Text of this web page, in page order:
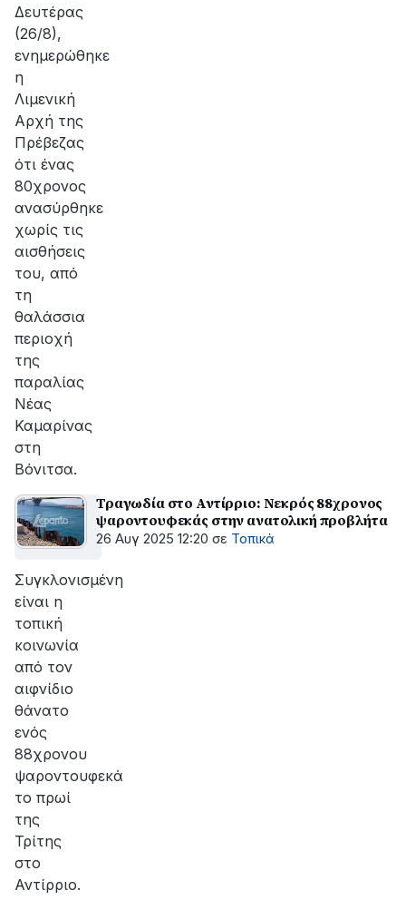
Δευτέρας
(26/8),
ενημερώθηκε
η
Λιμενική
Αρχή της
Πρέβεζας
ότι ένας
80χρονος
ανασύρθηκε
χωρίς τις
αισθήσεις
του, από
τη
θαλάσσια
περιοχή
της
παραλίας
Νέας
Καμαρίνας
στη
Βόνιτσα.
Τραγωδία στο Αντίρριο: Νεκρός 88χρονος
ψαροντουφεκάς στην ανατολική προβλήτα
26 Αυγ 2025 12:20 σε Τοπικά
Συγκλονισμένη
είναι η
τοπική
κοινωνία
από τον
αιφνίδιο
θάνατο
ενός
88χρονου
ψαροντουφεκά
το πρωί
της
Τρίτης
στο
Αντίρριο.